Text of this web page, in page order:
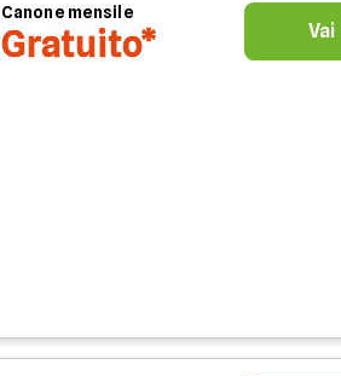
Canone mensile
Gratuito* Vai